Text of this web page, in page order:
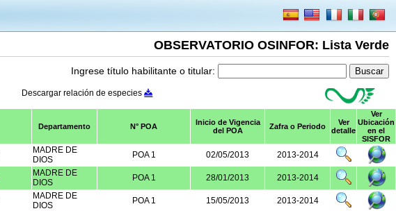
OBSERVATORIO OSINFOR: Lista Verde
Ingrese título habilitante o titular:
Descargar relación de especies
Departamento N° POA
Inicio de Vigencia
del POA
Zafra o Periodo
Ver
detalle
Ver
Ubicación
en el
SISFOR
MADRE DE
DIOS
POA 1 02/05/2013 2013-2014
MADRE DE
DIOS
POA 1 28/01/2013 2013-2014
MADRE DE
DIOS
POA 1 15/05/2013 2013-2014